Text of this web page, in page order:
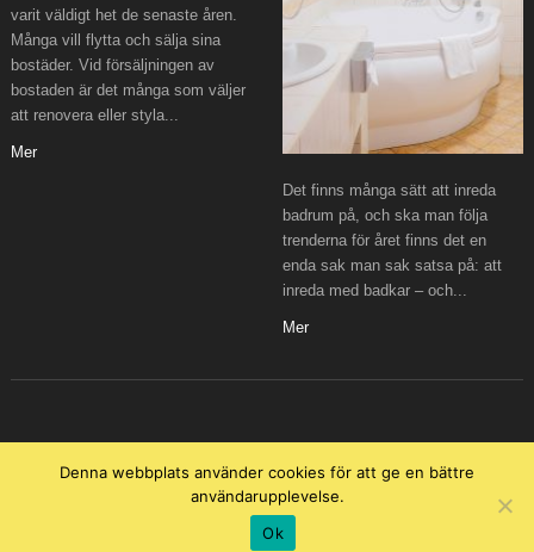
varit väldigt het de senaste åren.
Många vill flytta och sälja sina
bostäder. Vid försäljningen av
bostaden är det många som väljer
att renovera eller styla...
Mer
Det finns många sätt att inreda
badrum på, och ska man följa
trenderna för året finns det en
enda sak man sak satsa på: att
inreda med badkar – och...
Mer
Denna webbplats använder cookies för att ge en bättre
användarupplevelse.
Ok